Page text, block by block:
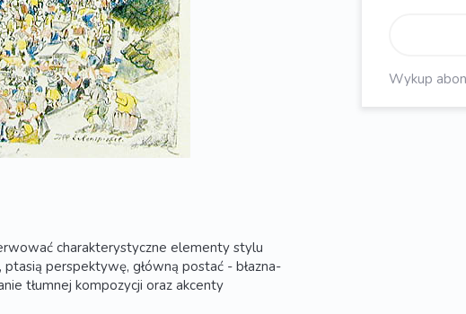
charakterystyczne elementy stylu
perspektywę, główną postać - błazna-
tłumnej kompozycji oraz akcenty
Wykup